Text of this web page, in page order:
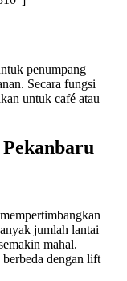
penumpang
Secara fungsi
untuk café atau
jumlah lantai
mahal.
dengan lift